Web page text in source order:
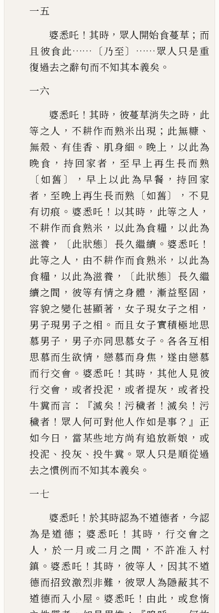
一五
婆悉吒 ！ 其時 ， 眾人開始食蔓草 ； 而
且彼食此……〔乃至〕……眾人只是重
復過去之辭句而不知其本義矣 。
一六
婆悉吒 ！ 其時 ， 彼蔓草消失之時 ， 此
等之人 ， 不耕作而熟米出現 ； 此無糠 、
無殼 、 有佳香 、 肌身細 。 晚上 ， 以此為
晚食 ， 持回家者 ， 至早上再生長而熟
〔如舊 〕， 早上以此為早餐 ， 持回家
者 ， 至晚上再生長而熟 〔如舊〕， 不見
有切痕 。 婆悉吒 ！ 以其時 ， 此等之人 ，
不耕作而食熟米 ， 以此為食糧 ， 以此為
滋養 ，〔此狀態〕 長久繼續 。 婆悉吒 ！
此等之人 ， 由不耕作而食熟米 ， 以此為
食糧 ， 以此為滋養 ，〔此狀態〕 長久繼
續之間 ， 彼等有情之身體 ， 漸益堅固 ，
容貌之變化甚顯著 ， 女子現女子之相 ，
男子現男子之相 。 而且女子實積極地思
慕男子 ， 男子亦同思慕女子 。各各互相
思慕而生欲情 ， 戀慕而身焦 ， 遂由戀慕
而行交會 。 婆悉吒 ！其時 ， 其他人見彼
行交會 ， 或者投泥 ， 或者提灰 ， 或者投
牛糞而言 ：『滅矣 ！ 污穢者 ！滅矣 ！ 污
穢者 ！ 眾人何可對他人作如是事 ？』 正
如今日 ， 當某些地方尚有追放新娘 ， 或
投泥 、 投灰 、 投牛糞 。 眾人只是順從過
去之慣例而不知其本義矣 。
一七
婆悉吒 ！ 於其時認為不道德者 ， 今認
為是道德 ； 婆悉吒 ！ 其時 ，行交會之
人 ， 於一月或二月之間 ， 不許准入村
鎮 。 婆悉吒 ！其時 ， 彼等人 ， 因其不道
德而招致激烈非難 ， 彼眾人為隱蔽其不
道德而入小屋 。 婆悉吒 ！ 由此 ， 或怠惰